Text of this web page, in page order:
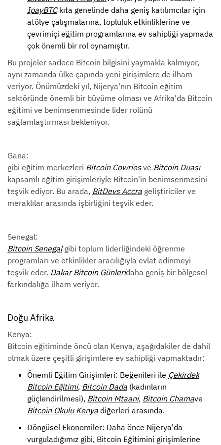
IpayBTCkıta genelinde daha geniş katılımcılar için
atölye çalışmalarına, topluluk etkinliklerine ve
çevrimiçi eğitim programlarına ev sahipliği yapmada
çok önemli bir rol oynamıştır.
Bu projeler sadece Bitcoin bilgisini yaymakla kalmıyor,
aynı zamanda ülke çapında yeni girişimlere de ilham
veriyor. Önümüzdeki yıl, Nijerya'nın Bitcoin eğitim
sektöründe önemli bir büyüme olması ve Afrika'da Bitcoin
eğitimi ve benimsenmesinde lider rolünü
sağlamlaştırması bekleniyor.
Gana:
gibi eğitim merkezleri Bitcoin Cowriesve Bitcoin Duası
kapsamlı eğitim girişimleriyle Bitcoin'in benimsenmesini
teşvik ediyor. Bu arada, BitDevs Accra geliştiriciler ve
meraklılar arasında işbirliğini teşvik eder.
Senegal:
Bitcoin Senegalgibi toplum liderliğindeki öğrenme
programları ve etkinlikler aracılığıyla evlat edinmeyi
teşvik eder. Dakar Bitcoin Günleridaha geniş bir bölgesel
farkındalığa ilham veriyor.
Doğu Afrika
Kenya:
Bitcoin eğitiminde öncü olan Kenya, aşağıdakiler de dahil
olmak üzere çeşitli girişimlere ev sahipliği yapmaktadır:
Önemli Eğitim Girişimleri: Beğenileri ile Çekirdek
Bitcoin Eğitimi, Bitcoin Dada (kadınların
güçlendirilmesi), Bitcoin Mtaani, Bitcoin Chamave
Bitcoin Okulu Kenya diğerleri arasında.
Döngüsel Ekonomiler: Daha önce Nijerya'da
vurguladığımız gibi, Bitcoin Eğitimini girişimlerine